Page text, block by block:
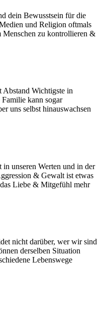
dein Bewusstsein für die
und Religion oftmals
Menschen zu kontrollieren &
Abstand Wichtigste in
kann sogar
uns selbst hinauswachsen
unseren Werten und in der
& Gewalt ist etwas
Liebe & Mitgefühl mehr
nicht darüber, wer wir sind
derselben Situation
Lebenswege